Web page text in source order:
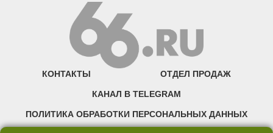
КОНТАКТЫ ОТДЕЛ ПРОДАЖ
КАНАЛ В TELEGRAM
ПОЛИТИКА ОБРАБОТКИ ПЕРСОНАЛЬНЫХ ДАННЫХ